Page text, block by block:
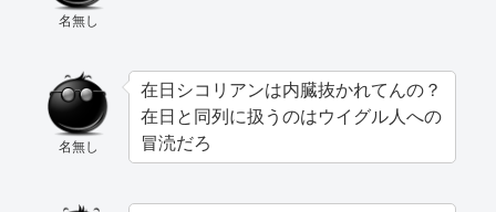
名無し
名無し
在日シコリアンは内臓抜かれてんの？
在日と同列に扱うのはウイグル人への
冒涜だろ